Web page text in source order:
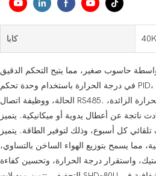
كابا
حاسوب صغير، مما يتيح التحكم الدقيق
في درجة الحرارة باستخدام وحدة تحكم PID، وشاشة عرض LCD لعرض
الحالة، ووظيفة اتصال RS485. كما يحتوي على جهاز حماية من الحرارة الزائدة،
ناتجة عن أعطال يدوية أو ميكانيكية. يتميز
كل أسبوع، وذلك لتوفير الطاقة. يتميز
مما يسمح بتوزيع الهواء الساخن بالتساوي،
واستقرار درجة الحرارة، وتحسين كفاءة